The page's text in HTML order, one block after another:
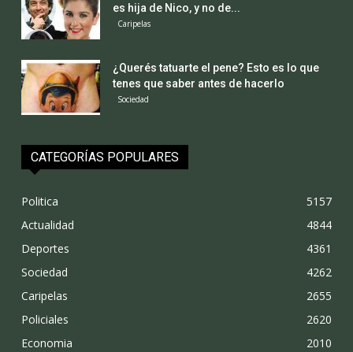
es hija de Nico, y no de...
Caripelas
¿Querés tatuarte el pene? Esto es lo que
tenes que saber antes de hacerlo
Sociedad
CATEGORÍAS POPULARES
Politica
5157
Actualidad
4844
Deportes
4361
Sociedad
4262
Caripelas
2655
Policiales
2620
Economia
2010